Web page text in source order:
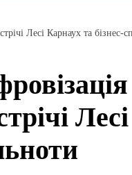
Лесі Карнаух та бізнес-